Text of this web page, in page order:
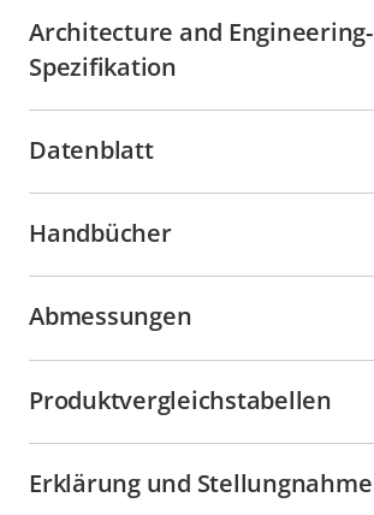
Architecture and Engineering-
Spezifikation
Datenblatt
Handbücher
Abmessungen
Produktvergleichstabellen
Erklärung und Stellungnahme